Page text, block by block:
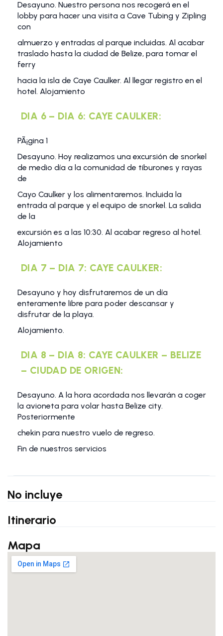
Desayuno. Nuestro persona nos recogerá en el
lobby para hacer una visita a Cave Tubing y Zipling
con
almuerzo y entradas al parque incluidas. Al acabar
traslado hasta la ciudad de Belize, para tomar el
ferry
hacia la isla de Caye Caulker. Al llegar registro en el
hotel. Alojamiento
DIA 6 – DIA 6: CAYE CAULKER:
PÃ¡gina 1
Desayuno. Hoy realizamos una excursión de snorkel
de medio día a la comunidad de tiburones y rayas
de
Cayo Caulker y los alimentaremos. Incluida la
entrada al parque y el equipo de snorkel. La salida
de la
excursión es a las 10:30. Al acabar regreso al hotel.
Alojamiento
DIA 7 – DIA 7: CAYE CAULKER:
Desayuno y hoy disfrutaremos de un día
enteramente libre para poder descansar y
disfrutar de la playa.
Alojamiento.
DIA 8 – DIA 8: CAYE CAULKER – BELIZE
– CIUDAD DE ORIGEN:
Desayuno. A la hora acordada nos llevarán a coger
la avioneta para volar hasta Belize city.
Posteriormente
chekin para nuestro vuelo de regreso.
Fin de nuestros servicios
No incluye
Itinerario
Mapa